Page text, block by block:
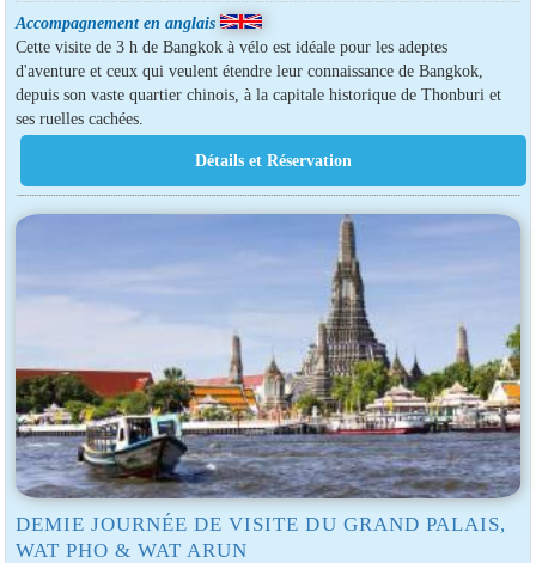
Accompagnement en anglais
Cette visite de 3 h de Bangkok à vélo est idéale pour les adeptes
d'aventure et ceux qui veulent étendre leur connaissance de Bangkok,
depuis son vaste quartier chinois, à la capitale historique de Thonburi et
ses ruelles cachées.
DEMIE JOURNÉE DE VISITE DU GRAND PALAIS,
WAT PHO & WAT ARUN